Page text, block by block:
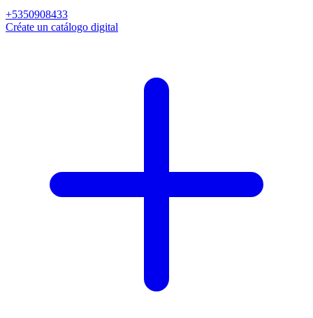
+5350908433
Créate un catálogo digital